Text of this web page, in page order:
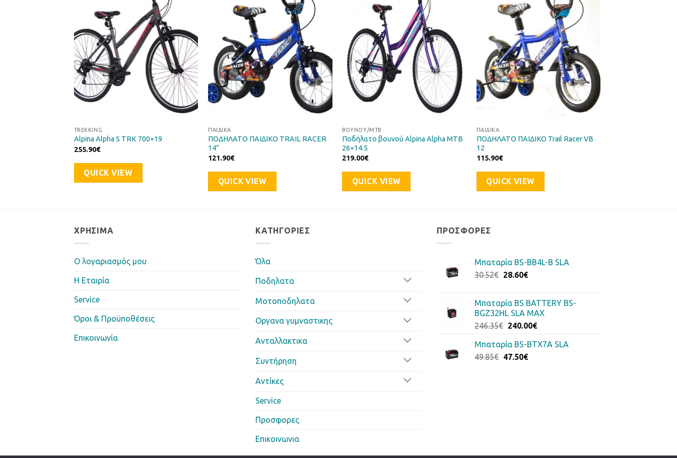
στη Λίστα
Επιθυμιών
TREKKING
Alpina Alpha S TRK 700×19
255.90€
QUICK VIEW
στη Λίστα
Επιθυμιών
ΠΑΙΔΙΚΆ
ΠΟΔΗΛΑΤΟ ΠΑΙΔΙΚΟ TRAIL RACER
14”
121.90€
QUICK VIEW
στη Λίστα
Επιθυμιών
ΒΟΥΝΟΎ/ΜΤΒ
Ποδήλατο βουνού Alpina Alpha MTB
26×14.5
219.00€
QUICK VIEW
στη Λίστα
Επιθυμιών
ΠΑΙΔΙΚΆ
ΠΟΔΗΛΑΤΟ ΠΑΙΔΙΚΟ Trail Racer VB
12
115.90€
QUICK VIEW
ΧΡΉΣΙΜΑ
Ο λογαριασμός μου
Η Eταιρία
Service
Όροι & Προϋποθέσεις
Επικοινωνία
ΚΑΤΗΓΟΡΊΕΣ
Όλα
Ποδηλατα
Μοτοποδηλατα
Οργανα γυμναστικης
Ανταλλακτικα
Συντήρηση
Αντίκες
Service
Προσφορες
Επικοινωνια
ΠΡΟΣΦΟΡΈΣ
Μπαταρία BS-BB4L-B SLA
30.52€ Original
30.52€.
28.60€Η
είναι:
28.60€.
Μπαταρία BS BATTERY BS-
BGZ32HL SLA MAX
246.35€ Original
was:
246.35€.
240.00€Η
τιμή
Μπαταρία BS-BTX7A SLA
49.85€ Original
47.50€Η